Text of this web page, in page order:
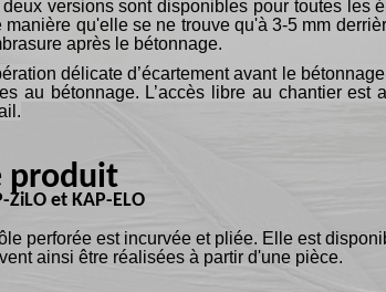
deux versions sont disponibles pour toutes les
manière qu'elle se ne trouve qu'à 3-5 mm
après le bétonnage.
délicate d’écartement avant le
au bétonnage. L’accès libre au chantier
produit
ZiLO et KAP-ELO
perforée est incurvée et pliée. Elle est
ainsi être réalisées à partir d'une pièce.